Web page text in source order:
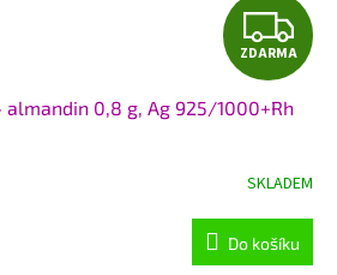
Z
D
A
R
M
ZDARMA
0,8 g, Ag 925/1000+Rh
SKLADEM
Do košíku